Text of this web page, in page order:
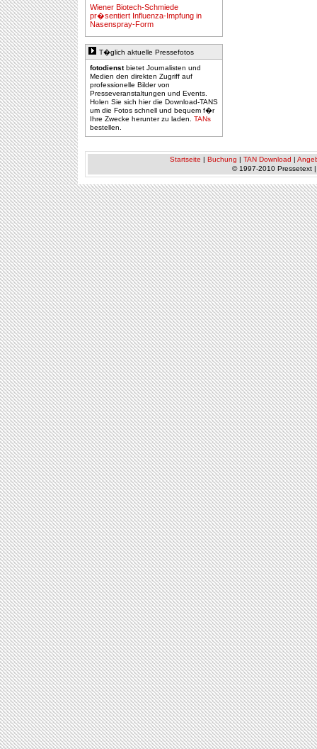
Wiener Biotech-Schmiede
pr�sentiert Influenza-Impfung in
Nasenspray-Form
T�glich aktuelle Pressefotos
fotodienstbietet Journalisten und
Medien den direkten Zugriff auf
professionelle Bilder von
Presseveranstaltungen und Events.
Holen Sie sich hier die Download-TANS
um die Fotos schnell und bequem f�r
Ihre Zwecke herunter zu laden. TANs
bestellen.
Startseite | Buchung | TAN Download |
© 1997-2010 Pressetext